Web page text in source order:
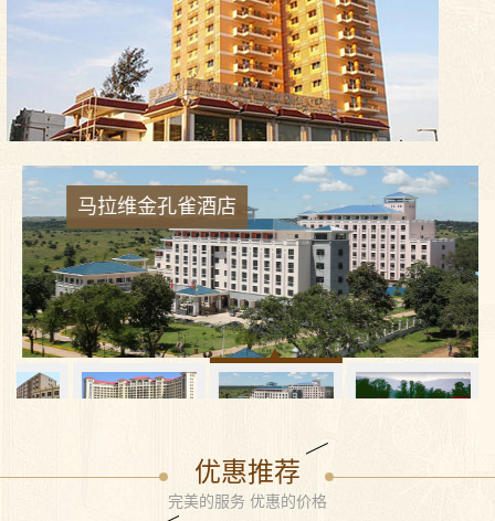
莫桑比克华安公寓酒店
马拉维金孔雀酒店
优惠推荐
完美的服务 优惠的价格